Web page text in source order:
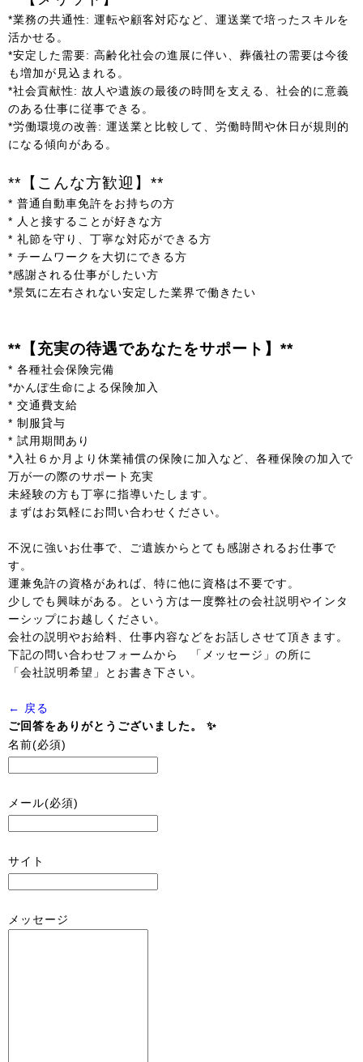
*業務の共通性: 運転や顧客対応など、運送業で培ったスキルを
活かせる。
*安定した需要: 高齢化社会の進展に伴い、葬儀社の需要は今後
も増加が見込まれる。
*社会貢献性: 故人や遺族の最後の時間を支える、社会的に意義
のある仕事に従事できる。
*労働環境の改善: 運送業と比較して、労働時間や休日が規則的
になる傾向がある。
**【こんな方歓迎】**
* 普通自動車免許をお持ちの方
* 人と接することが好きな方
* 礼節を守り、丁寧な対応ができる方
* チームワークを大切にできる方
*感謝される仕事がしたい方
*景気に左右されない安定した業界で働きたい
**【充実の待遇であなたをサポート】**
* 各種社会保険完備
*かんぽ生命による保険加入
* 交通費支給
* 制服貸与
* 試用期間あり
*入社６か月より休業補償の保険に加入など、各種保険の加入で
万が一の際のサポート充実
未経験の方も丁寧に指導いたします。
まずはお気軽にお問い合わせください。
不況に強いお仕事で、ご遺族からとても感謝されるお仕事で
す。
運兼免許の資格があれば、特に他に資格は不要です。
少しでも興味がある。という方は一度弊社の会社説明やインタ
ーシップにお越しください。
会社の説明やお給料、仕事内容などをお話しさせて頂きます。
下記の問い合わせフォームから 「メッセージ」の所に
「会社説明希望」とお書き下さい。
← 戻る
ご回答をありがとうございました。 ✨
名前(必須)
メール(必須)
サイト
メッセージ